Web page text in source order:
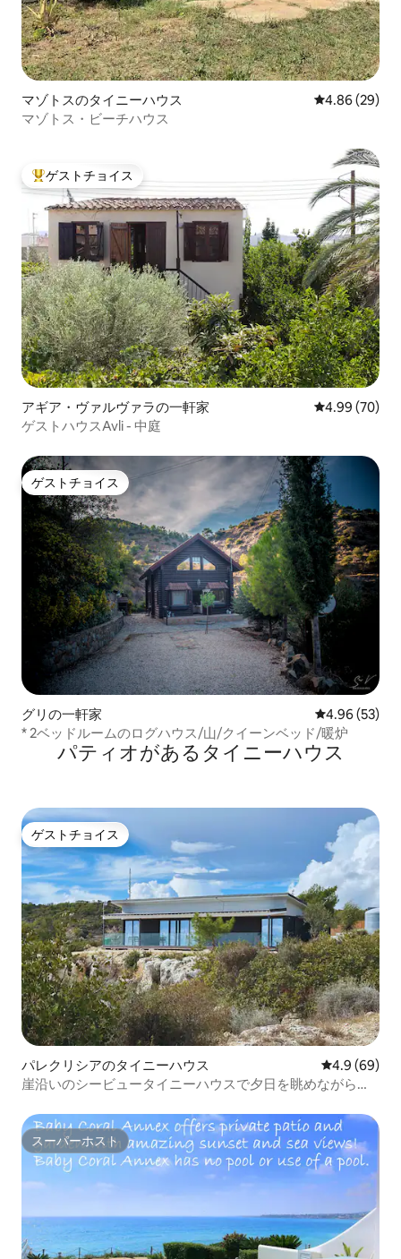
マゾトスのタイニーハウス レビュー29
4.86 (29)
マゾトス・ビーチハウス
大好評のゲストチョイスです。
ゲストチョイス
アギア・ヴァルヴァラの一軒家 レビュー70
4.99 (70)
ゲストハウスAvli - 中庭
ゲストチョイス
ゲストチョイス
グリの一軒家 レビュー53
4.96 (53)
* 2ベッドルームのログハウス/山/クイーンベッド/暖炉
パティオがあるタイニーハウス
ゲストチョイス
ゲストチョイス
パレクリシアのタイニーハウス レビュー69
4.9 (69)
崖沿いのシービュータイニーハウスで夕日を眺めながらリ
スーパーホスト
スーパーホスト